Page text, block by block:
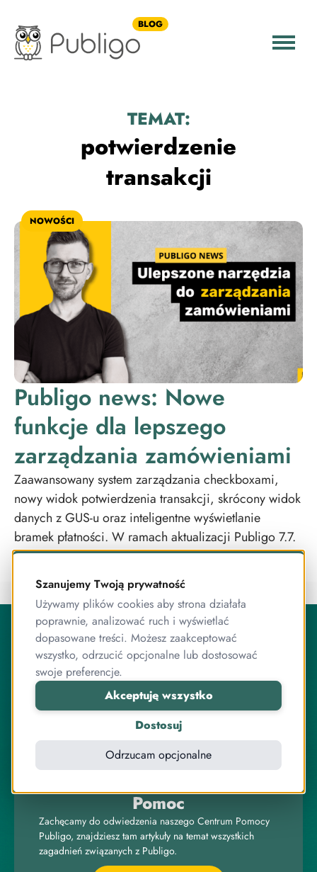
BLOG
TEMAT:
potwierdzenie
transakcji
NOWOŚCI
Publigo news: Nowe
funkcje dla lepszego
zarządzania zamówieniami
Zaawansowany system zarządzania checkboxami,
nowy widok potwierdzenia transakcji, skrócony widok
danych z GUS-u oraz inteligentne wyświetlanie
bramek płatności. W ramach aktualizacji Publigo 7.7.
O Publigo
Publigo to rozwiązanie opracowane przez stabilny
zespół przyjaciół, którzy jednocześnie są ekspertami od
programowania.
Pracujemy razem od lat, zarówno przy systemie
sprzedaży kursów, jak i wielu innych projektach
związanych z internetem, IT, elektroniką czy sprzedażą
Pomoc
Zachęcamy do odwiedzenia naszego Centrum Pomocy
Publigo, znajdziesz tam artykuły na temat wszystkich
zagadnień związanych z Publigo.
Szanujemy Twoją prywatność
Używamy plików cookies aby strona działała
poprawnie, analizować ruch i wyświetlać
dopasowane treści. Możesz zaakceptować
wszystko, odrzucić opcjonalne lub dostosować
swoje preferencje.
Akceptuję wszystko
Dostosuj
Odrzucam opcjonalne